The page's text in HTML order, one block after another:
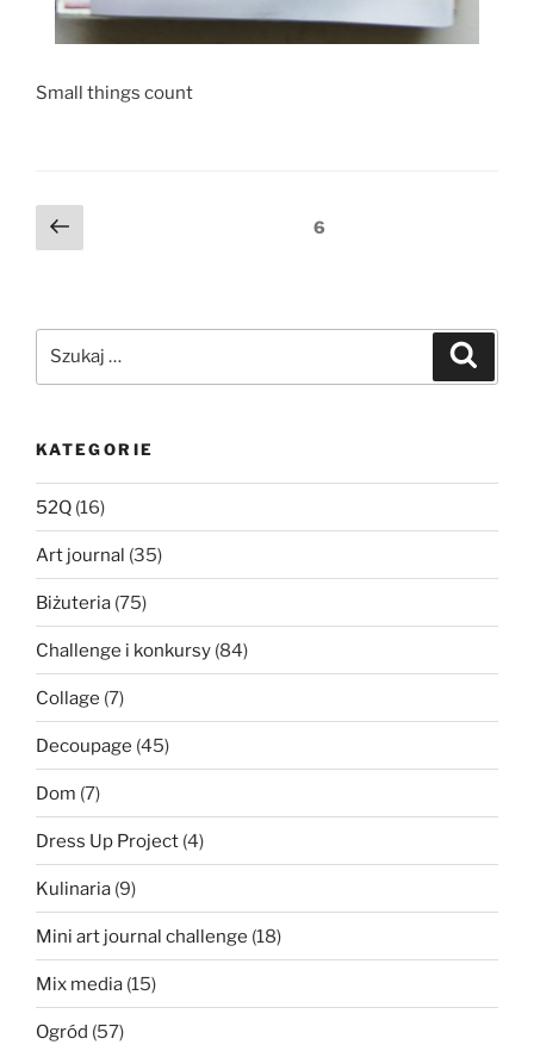
Small things count
Nawigacja
po
Poprzednia
strona
Strona6
KATEGORIE
52Q (16)
Art journal (35)
Biżuteria (75)
Challenge i konkursy (84)
Collage (7)
Decoupage (45)
Dom (7)
Dress Up Project (4)
Kulinaria (9)
Mini art journal challenge (18)
Mix media (15)
Ogród (57)